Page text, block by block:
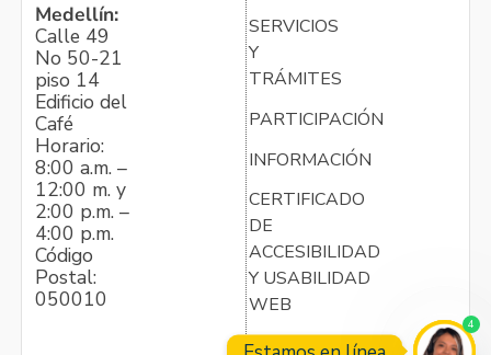
Medellín:
Calle 49
No 50-21
piso 14
Edificio del
Café
Horario:
8:00 a.m. –
12:00 m. y
2:00 p.m. –
4:00 p.m.
Código
Postal:
050010
SERVICIOS
Y
TRÁMITES
PARTICIPACIÓN
INFORMACIÓN
CERTIFICADO
DE
ACCESIBILIDAD
Y USABILIDAD
WEB
4